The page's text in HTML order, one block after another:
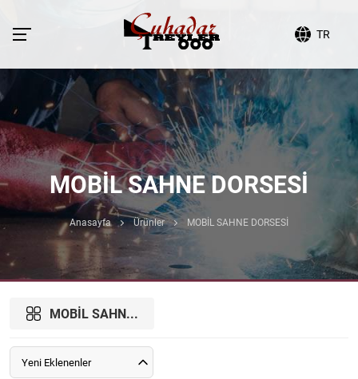
TR
MOBİL SAHNE DORSESİ
Anasayfa Ürünler MOBİL SAHNE DORSESİ
MOBİL SAHN...
Yeni Eklenenler